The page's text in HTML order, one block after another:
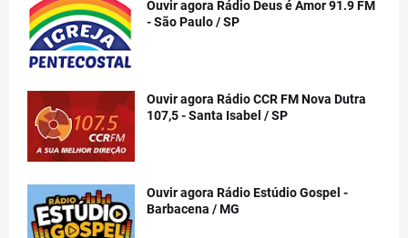
Ouvir agora Rádio Deus é Amor 91.9 FM
- São Paulo / SP
Ouvir agora Rádio CCR FM Nova Dutra
107,5 - Santa Isabel / SP
Ouvir agora Rádio Estúdio Gospel -
Barbacena / MG